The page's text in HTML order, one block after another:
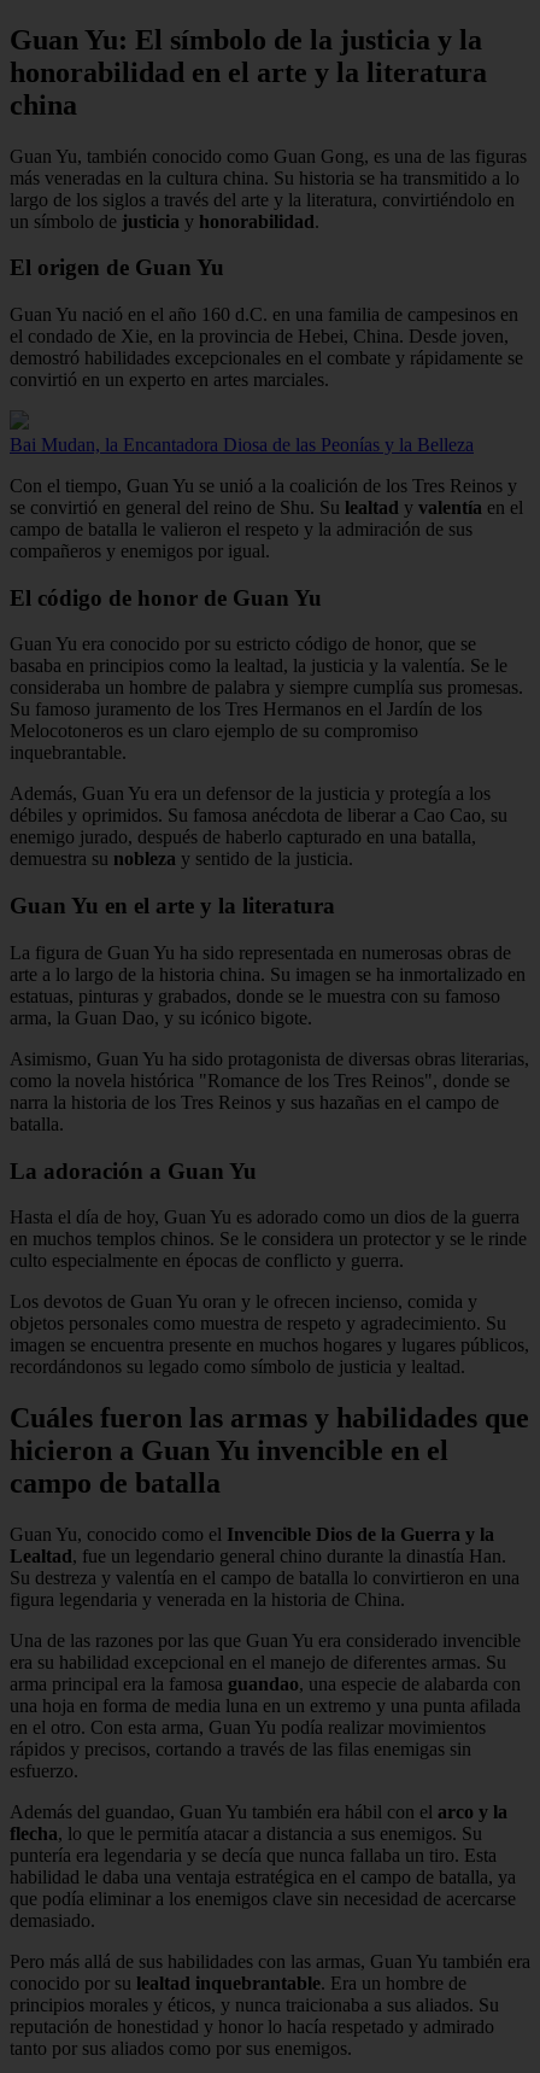
Guan Yu: El símbolo de la justicia y la
honorabilidad en el arte y la literatura
china
Guan Yu, también conocido como Guan Gong, es una de las figuras
más veneradas en la cultura china. Su historia se ha transmitido a lo
largo de los siglos a través del arte y la literatura, convirtiéndolo en
un símbolo de justicia y honorabilidad.
El origen de Guan Yu
Guan Yu nació en el año 160 d.C. en una familia de campesinos en
el condado de Xie, en la provincia de Hebei, China. Desde joven,
demostró habilidades excepcionales en el combate y rápidamente se
convirtió en un experto en artes marciales.
Bai Mudan, la Encantadora Diosa de las Peonías y la Belleza
Con el tiempo, Guan Yu se unió a la coalición de los Tres Reinos y
se convirtió en general del reino de Shu. Su lealtad y valentía en el
campo de batalla le valieron el respeto y la admiración de sus
compañeros y enemigos por igual.
El código de honor de Guan Yu
Guan Yu era conocido por su estricto código de honor, que se
basaba en principios como la lealtad, la justicia y la valentía. Se le
consideraba un hombre de palabra y siempre cumplía sus promesas.
Su famoso juramento de los Tres Hermanos en el Jardín de los
Melocotoneros es un claro ejemplo de su compromiso
inquebrantable.
Además, Guan Yu era un defensor de la justicia y protegía a los
débiles y oprimidos. Su famosa anécdota de liberar a Cao Cao, su
enemigo jurado, después de haberlo capturado en una batalla,
demuestra su nobleza y sentido de la justicia.
Guan Yu en el arte y la literatura
La figura de Guan Yu ha sido representada en numerosas obras de
arte a lo largo de la historia china. Su imagen se ha inmortalizado en
estatuas, pinturas y grabados, donde se le muestra con su famoso
arma, la Guan Dao, y su icónico bigote.
Asimismo, Guan Yu ha sido protagonista de diversas obras literarias,
como la novela histórica "Romance de los Tres Reinos", donde se
narra la historia de los Tres Reinos y sus hazañas en el campo de
batalla.
La adoración a Guan Yu
Hasta el día de hoy, Guan Yu es adorado como un dios de la guerra
en muchos templos chinos. Se le considera un protector y se le rinde
culto especialmente en épocas de conflicto y guerra.
Los devotos de Guan Yu oran y le ofrecen incienso, comida y
objetos personales como muestra de respeto y agradecimiento. Su
imagen se encuentra presente en muchos hogares y lugares públicos,
recordándonos su legado como símbolo de justicia y lealtad.
Cuáles fueron las armas y habilidades que
hicieron a Guan Yu invencible en el
campo de batalla
Guan Yu, conocido como el Invencible Dios de la Guerra y la
Lealtad, fue un legendario general chino durante la dinastía Han.
Su destreza y valentía en el campo de batalla lo convirtieron en una
figura legendaria y venerada en la historia de China.
Una de las razones por las que Guan Yu era considerado invencible
era su habilidad excepcional en el manejo de diferentes armas. Su
arma principal era la famosa guandao, una especie de alabarda con
una hoja en forma de media luna en un extremo y una punta afilada
en el otro. Con esta arma, Guan Yu podía realizar movimientos
rápidos y precisos, cortando a través de las filas enemigas sin
esfuerzo.
Además del guandao, Guan Yu también era hábil con el arco y la
flecha, lo que le permitía atacar a distancia a sus enemigos. Su
puntería era legendaria y se decía que nunca fallaba un tiro. Esta
habilidad le daba una ventaja estratégica en el campo de batalla, ya
que podía eliminar a los enemigos clave sin necesidad de acercarse
demasiado.
Pero más allá de sus habilidades con las armas, Guan Yu también era
conocido por su lealtad inquebrantable. Era un hombre de
principios morales y éticos, y nunca traicionaba a sus aliados. Su
reputación de honestidad y honor lo hacía respetado y admirado
tanto por sus aliados como por sus enemigos.